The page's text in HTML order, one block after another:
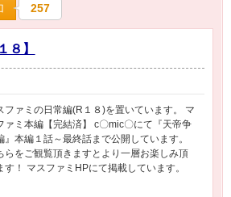
257
８】
ファミの日常編(R１８)を置いています。 マ
ァミ本編【完結済】 c〇mic〇にて『天帝争
』本編１話～最終話まで公開しています。
らをご観覧頂きますとより一層お楽しみ頂
す！ マスファミHPにて掲載しています。